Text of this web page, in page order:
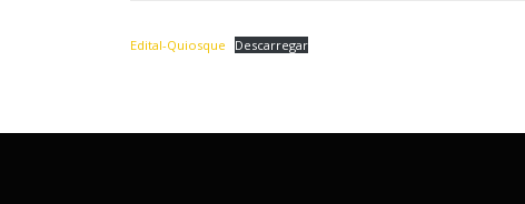
Edital-Quiosque Descarregar